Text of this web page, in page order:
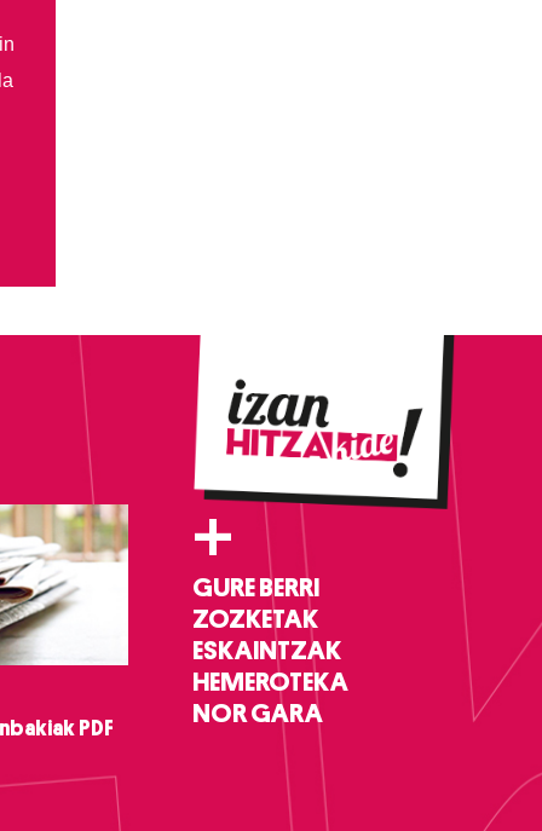
PDF
+
GURE BERRI
ZOZKETAK
ESKAINTZAK
HEMEROTEKA
NOR GARA